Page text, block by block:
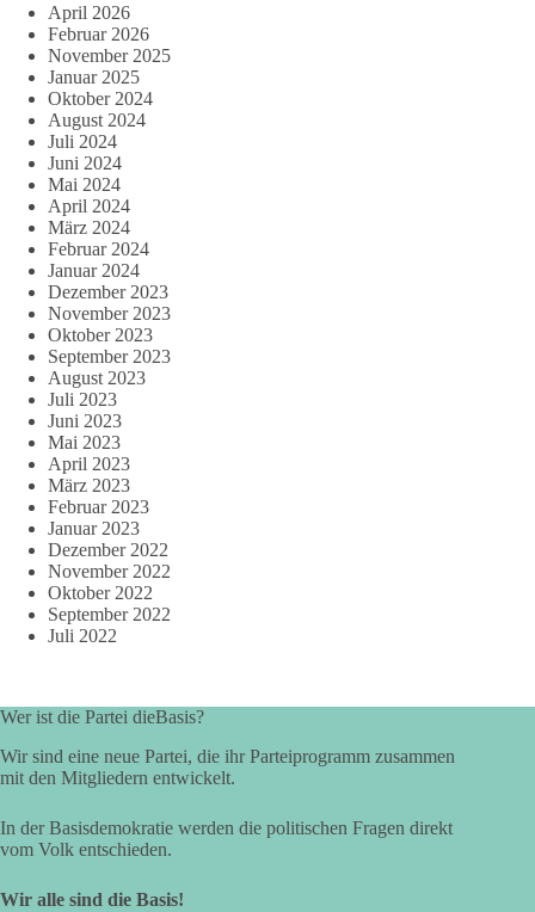
April 2026
Februar 2026
November 2025
Januar 2025
Oktober 2024
August 2024
Juli 2024
Juni 2024
Mai 2024
April 2024
März 2024
Februar 2024
Januar 2024
Dezember 2023
November 2023
Oktober 2023
September 2023
August 2023
Juli 2023
Juni 2023
Mai 2023
April 2023
März 2023
Februar 2023
Januar 2023
Dezember 2022
November 2022
Oktober 2022
September 2022
Juli 2022
Wer ist die Partei dieBasis?
Wir sind eine neue Partei, die ihr Parteiprogramm zusammen
mit den Mitgliedern entwickelt.
In der Basisdemokratie werden die politischen Fragen direkt
vom Volk entschieden.
Wir alle sind die Basis!